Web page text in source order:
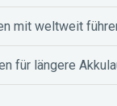
mit weltweit
für längere